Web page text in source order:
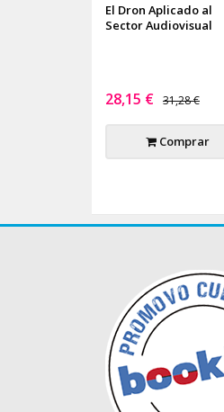
El Dron Aplicado al
Sector Audiovisual
28,15 € 31,28 €
Comprar